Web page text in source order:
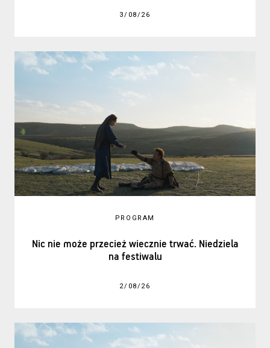
3/08/26
PROGRAM
Nic nie może przecież wiecznie trwać. Niedziela
na festiwalu
2/08/26